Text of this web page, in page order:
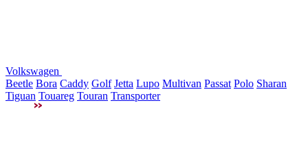
Volkswagen
Beetle Bora Caddy Golf Jetta Lupo Multivan Passat Polo Sharan
Tiguan Touareg Touran Transporter